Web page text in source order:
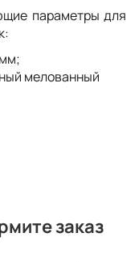
параметры для
мелованный
заказ